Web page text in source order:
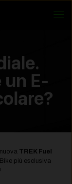
un E-
TREK Fuel
più esclusiva